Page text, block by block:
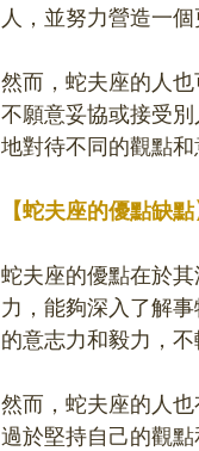
人，並努力營造一
然而，蛇夫座的人
不願意妥協或接受
地對待不同的觀點
【蛇夫座的優點缺
蛇夫座的優點在於
力，能夠深入了解
的意志力和毅力，
然而，蛇夫座的人
過於堅持自己的觀